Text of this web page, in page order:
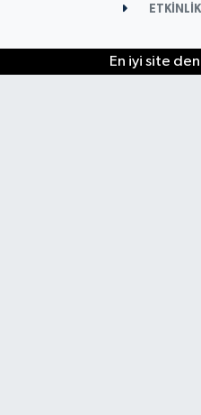
ETKİNLİK
En iyi site